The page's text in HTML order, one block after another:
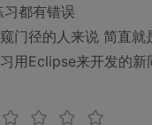
都有错误
门径的人来说 简直就
用Eclipse来开发的